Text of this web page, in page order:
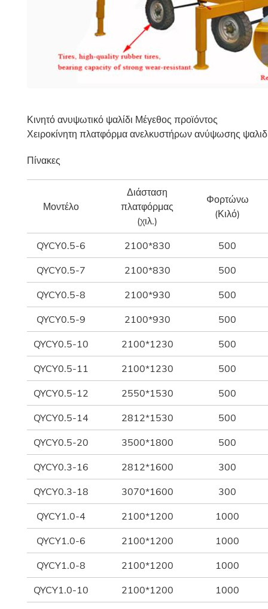
Κινητό ανυψωτικό ψαλίδι Μέγεθος προϊόντος
Χειροκίνητη πλατφόρμα ανελκυστήρων ανύψωσης
Πίνακες
Μοντέλο
Διάσταση
πλατφόρμας
(χιλ.)
Φορτώνω
(Κιλό)
QYCY0.5-6 2100*830 500
QYCY0.5-7 2100*830 500
QYCY0.5-8 2100*930 500
QYCY0.5-9 2100*930 500
QYCY0.5-10 2100*1230 500
QYCY0.5-11 2100*1230 500
QYCY0.5-12 2550*1530 500
QYCY0.5-14 2812*1530 500
QYCY0.5-20 3500*1800 500
QYCY0.3-16 2812*1600 300
QYCY0.3-18 3070*1600 300
QYCY1.0-4 2100*1200 1000
QYCY1.0-6 2100*1200 1000
QYCY1.0-8 2100*1200 1000
QYCY1.0-10 2100*1200 1000